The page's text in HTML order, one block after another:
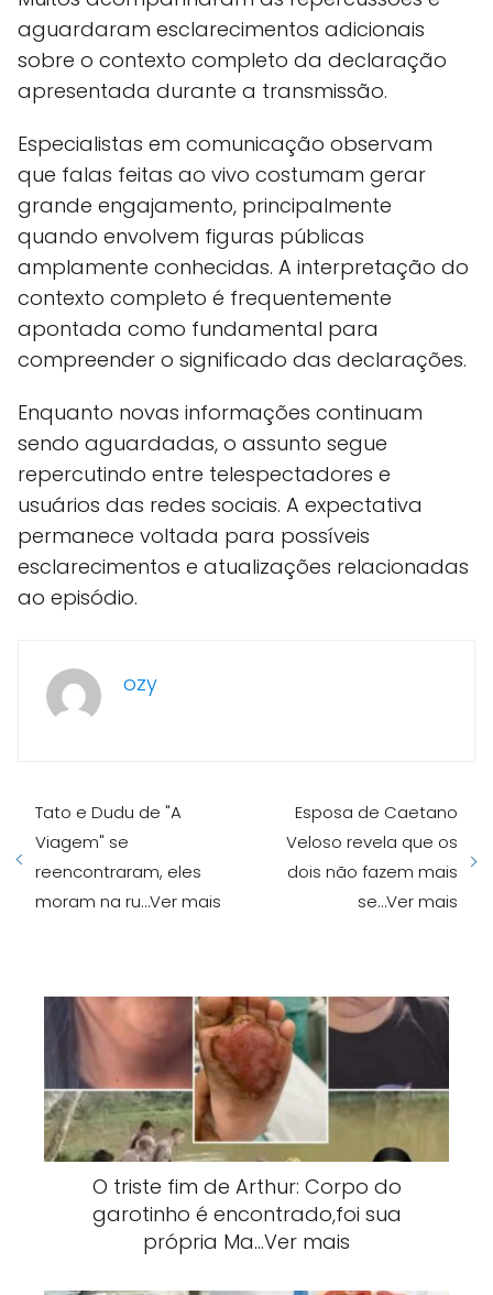
aguardaram esclarecimentos adicionais
sobre o contexto completo da declaração
apresentada durante a transmissão.
Especialistas em comunicação observam
que falas feitas ao vivo costumam gerar
grande engajamento, principalmente
quando envolvem figuras públicas
amplamente conhecidas. A interpretação do
contexto completo é frequentemente
apontada como fundamental para
compreender o significado das declarações.
Enquanto novas informações continuam
sendo aguardadas, o assunto segue
repercutindo entre telespectadores e
usuários das redes sociais. A expectativa
permanece voltada para possíveis
esclarecimentos e atualizações relacionadas
ao episódio.
ozy
Tato e Dudu de "A
Viagem" se
reencontraram, eles
moram na ru…Ver mais
Esposa de Caetano
Veloso revela que os
dois não fazem mais
se…Ver mais
O triste fim de Arthur: Corpo do
garotinho é encontrado,foi sua
própria Ma…Ver mais